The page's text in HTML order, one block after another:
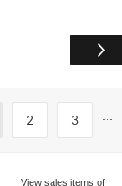
2 3 ...
View sales items of